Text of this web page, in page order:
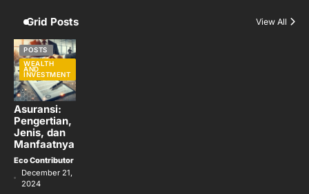
Grid Posts View All
POSTS
WEALTH
AND
INVESTMENT
Asuransi:
Pengertian,
Jenis, dan
Manfaatnya
Eco Contributor
December 21,
2024